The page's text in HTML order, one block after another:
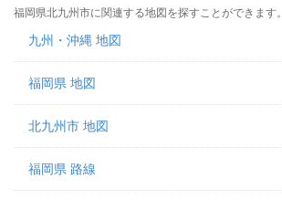
福岡県北九州市に関連する地図を探すことができます。
九州・沖縄 地図
福岡県 地図
北九州市 地図
福岡県 路線